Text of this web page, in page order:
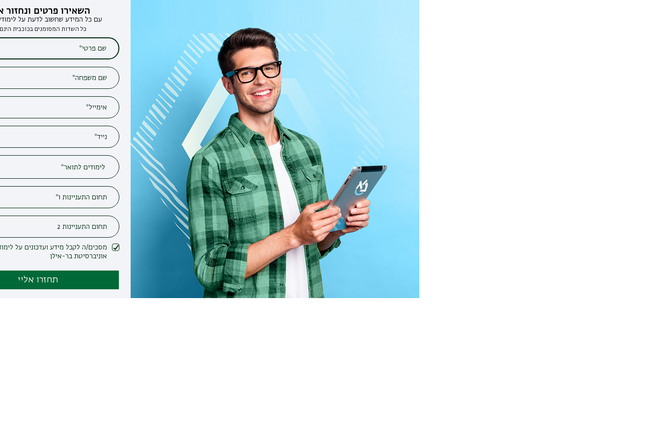
השאירו פרטים ונחזור אליכם
עם כל המידע שחשוב לדעת על לימודים בבר-אילן
כל השדות המסומנים בכוכבית הינם חובה*
מסכים/ה לקבל מידע ועדכונים על לימודים ופעילות
אוניברסיטת בר-אילן